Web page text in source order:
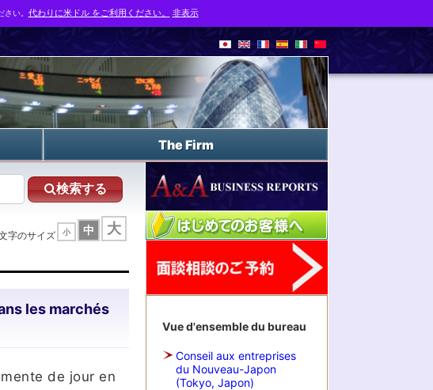
The Firm
検索する
字のサイズ 小 中 大
les marchés
de jour en
Vue d'ensemble du bureau
Conseil aux entreprises
du Nouveau-Japon
(Tokyo, Japon)
い。 代わりに米ドル をご利用ください。 非表示